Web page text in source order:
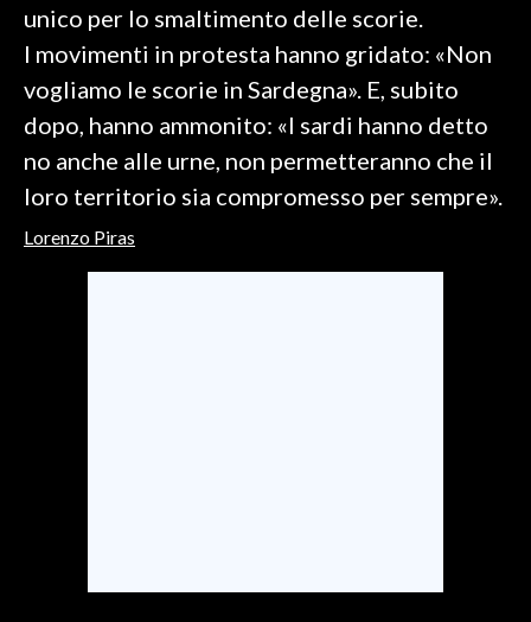
SALUTE
SARDEGNA TURISMO
SARDI NEL MONDO
NOTIZIE
EVENTI
unico per lo smaltimento delle scorie.
I movimenti in protesta hanno gridato: «Non
vogliamo le scorie in Sardegna». E, subito
dopo, hanno ammonito: «I sardi hanno detto
no anche alle urne, non permetteranno che il
loro territorio sia compromesso per sempre».
Lorenzo Piras